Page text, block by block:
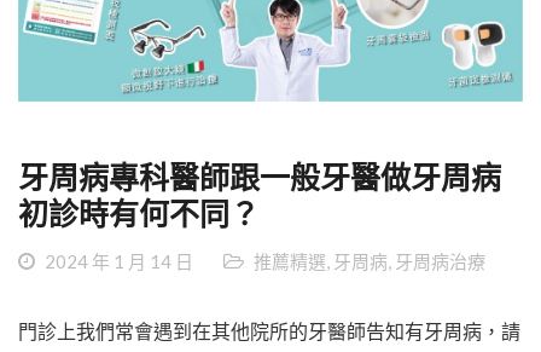
牙周病專科醫師跟一般牙醫做牙周病
初診時有何不同？
2024 年 1 月 14 日 推薦精選, 牙周病, 牙周病治療
門診上我們常會遇到在其他院所的牙醫師告知有牙周病，請